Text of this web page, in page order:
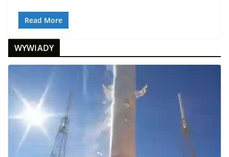
Read More
WYWIADY